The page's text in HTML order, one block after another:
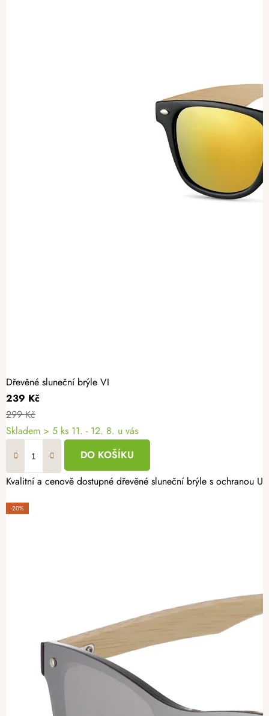
Dřevěné sluneční brýle VI
239 Kč
299 Kč
Skladem > 5 ks 11. - 12. 8. u vás
DO KOŠÍKU
Kvalitní a cenově dostupné dřevěné sluneční brýle s ochranou
-20%